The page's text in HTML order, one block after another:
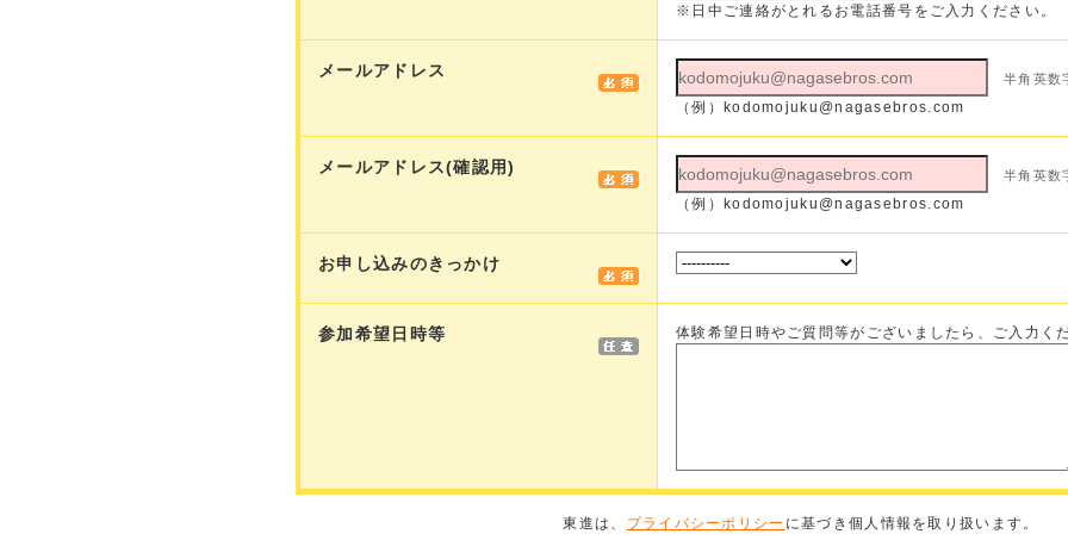
※日中ご連絡がとれるお電話番号をご入力ください。
メールアドレス 半角英数
（例） kodomojuku@nagasebros.com
メールアドレス(確認用) 半角英数
（例） kodomojuku@nagasebros.com
お申し込みのきっかけ
参加希望日時等 体験希望日時やご質問等がございましたら、ご入力く
東進は、 プライバシーポリシー に基づき個人情報を取り扱います。